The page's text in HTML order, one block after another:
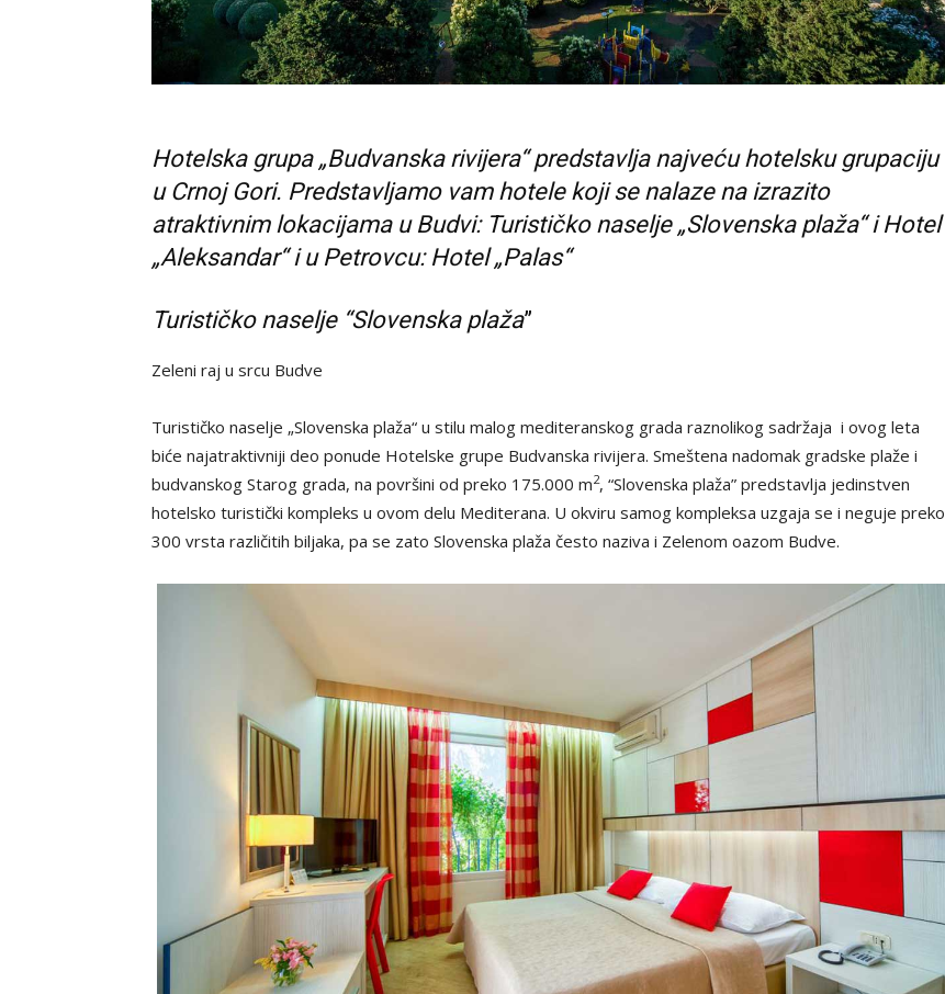
Hotelska grupa „Budvanska rivijera“ predstavlja najveću hotelsku grupaciju
u Crnoj Gori. Predstavljamo vam hotele koji se nalaze na izrazito
atraktivnim lokacijama u Budvi: Turističko naselje „Slovenska plaža“ i Hotel
„Aleksandar“ i u Petrovcu: Hotel „Palas“
Turističko naselje “Slovenska plaža”
Zeleni raj u srcu Budve
Turističko naselje „Slovenska plaža“ u stilu malog mediteranskog grada raznolikog sadržaja i ovog leta
biće najatraktivniji deo ponude Hotelske grupe Budvanska rivijera. Smeštena nadomak gradske plaže i
budvanskog Starog grada, na površini od preko 175.000 m2, “Slovenska plaža” predstavlja jedinstven
hotelsko turistički kompleks u ovom delu Mediterana. U okviru samog kompleksa uzgaja se i neguje preko
300 vrsta različitih biljaka, pa se zato Slovenska plaža često naziva i Zelenom oazom Budve.